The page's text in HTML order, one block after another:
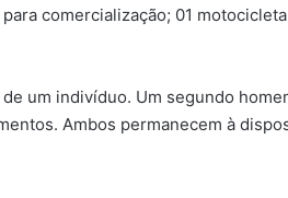
comercialização; 01
um indivíduo. Um segundo
Ambos permanecem à